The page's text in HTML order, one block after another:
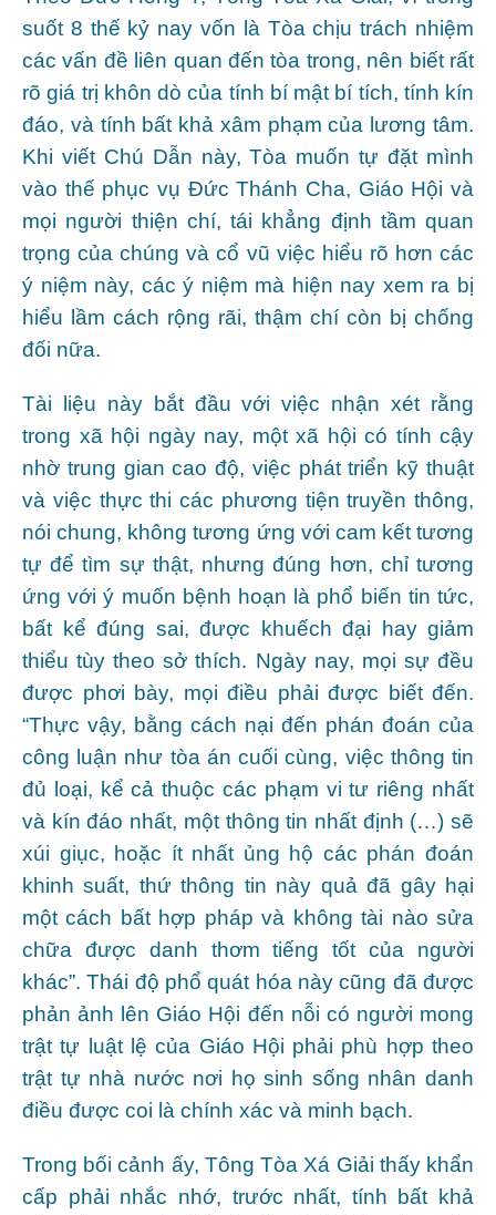
suốt 8 thế kỷ nay vốn là Tòa chịu trách nhiệm
các vấn đề liên quan đến tòa trong, nên biết rất
rõ giá trị khôn dò của tính bí mật bí tích, tính kín
đáo, và tính bất khả xâm phạm của lương tâm.
Khi viết Chú Dẫn này, Tòa muốn tự đặt mình
vào thế phục vụ Đức Thánh Cha, Giáo Hội và
mọi người thiện chí, tái khẳng định tầm quan
trọng của chúng và cổ vũ việc hiểu rõ hơn các
ý niệm này, các ý niệm mà hiện nay xem ra bị
hiểu lầm cách rộng rãi, thậm chí còn bị chống
đối nữa.
Tài liệu này bắt đầu với việc nhận xét rằng
trong xã hội ngày nay, một xã hội có tính cậy
nhờ trung gian cao độ, việc phát triển kỹ thuật
và việc thực thi các phương tiện truyền thông,
nói chung, không tương ứng với cam kết tương
tự để tìm sự thật, nhưng đúng hơn, chỉ tương
ứng với ý muốn bệnh hoạn là phổ biến tin tức,
bất kể đúng sai, được khuếch đại hay giảm
thiểu tùy theo sở thích. Ngày nay, mọi sự đều
được phơi bày, mọi điều phải được biết đến.
“Thực vậy, bằng cách nại đến phán đoán của
công luận như tòa án cuối cùng, việc thông tin
đủ loại, kể cả thuộc các phạm vi tư riêng nhất
và kín đáo nhất, một thông tin nhất định (…) sẽ
xúi giục, hoặc ít nhất ủng hộ các phán đoán
khinh suất, thứ thông tin này quả đã gây hại
một cách bất hợp pháp và không tài nào sửa
chữa được danh thơm tiếng tốt của người
khác”. Thái độ phổ quát hóa này cũng đã được
phản ảnh lên Giáo Hội đến nỗi có người mong
trật tự luật lệ của Giáo Hội phải phù hợp theo
trật tự nhà nước nơi họ sinh sống nhân danh
điều được coi là chính xác và minh bạch.
Trong bối cảnh ấy, Tông Tòa Xá Giải thấy khẩn
cấp phải nhắc nhớ, trước nhất, tính bất khả